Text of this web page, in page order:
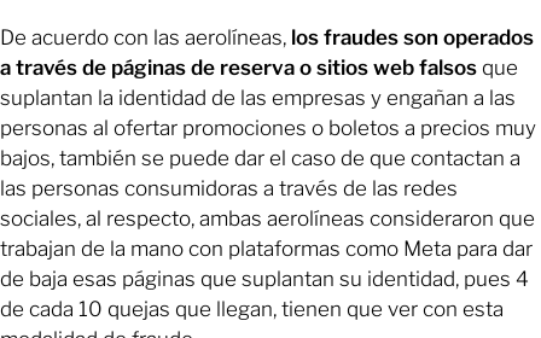
De acuerdo con las aerolíneas, los fraudes son operados
a través de páginas de reserva o sitios web falsos que
suplantan la identidad de las empresas y engañan a las
personas al ofertar promociones o boletos a precios muy
bajos, también se puede dar el caso de que contactan a
las personas consumidoras a través de las redes
sociales, al respecto, ambas aerolíneas consideraron que
trabajan de la mano con plataformas como Meta para dar
de baja esas páginas que suplantan su identidad, pues 4
de cada 10 quejas que llegan, tienen que ver con esta